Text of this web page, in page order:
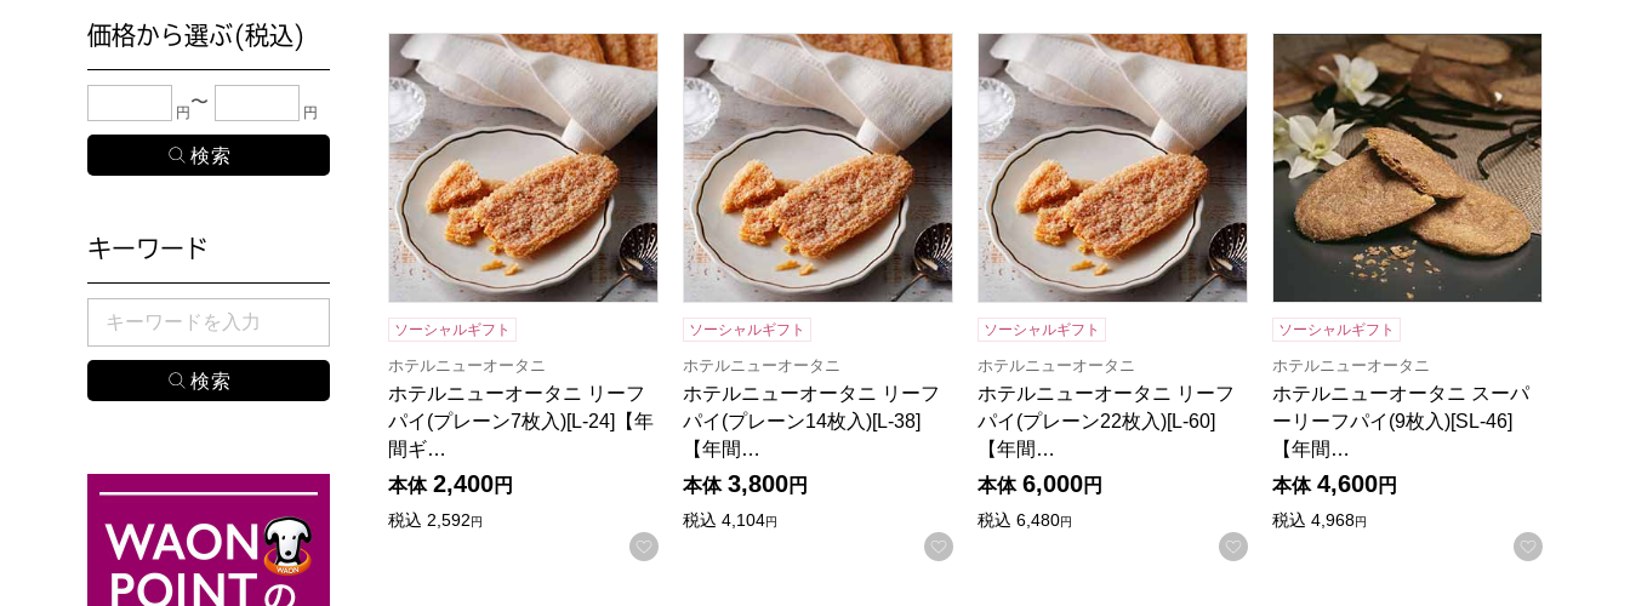
ホテルニューオータニ リーフパイ(プレーン7枚入)[L-24]【年間ギフト】
ソーシャルギフト
ホテルニューオータニ
ホテルニューオータニ リーフ
パイ(プレーン7枚入)[L-24]【年
間ギ…
本体 2,400円
税込 2,592円
お気に入りに登録する
ホテルニューオータニ リーフパイ(プレーン14枚入)[L-38]【年間ギフト】
ソーシャルギフト
ホテルニューオータニ
ホテルニューオータニ リーフ
パイ(プレーン14枚入)[L-38]
【年間…
本体 3,800円
税込 4,104円
お気に入りに登録する
ホテルニューオータニ リーフパイ(プレーン22枚入)[L-60]【年間ギフト】
ソーシャルギフト
ホテルニューオータニ
ホテルニューオータニ リーフ
パイ(プレーン22枚入)[L-60]
【年間…
本体 6,000円
税込 6,480円
お気に入りに登録する
ホテルニューオータニ スーパーリーフ
ソーシャルギフト
ホテルニューオータニ
ホテルニューオータニ スーパ
ーリーフパイ(9枚入)[SL-46]
【年間…
本体 4,600円
税込 4,968円
お気に入
価格から選ぶ(税込)
下限金額・上限金額のどちらか１つまたは両方に、検索したい金額を入力してください。
円 円
キーワード
検索したい商品のキーワードを入力してください。